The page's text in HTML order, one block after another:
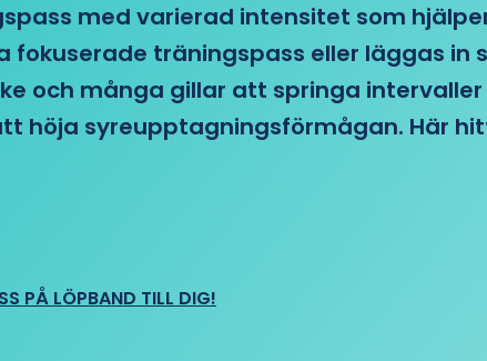
med varierad intensitet som
fokuserade träningspass eller läggas
och många gillar att springa
höja syreupptagningsförmågan. Här
PÅ LÖPBAND TILL DIG!